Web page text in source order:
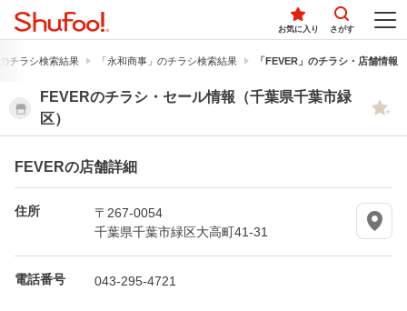
お気に入り さがす
チラシ検索結果 「永和商事」のチラシ検索結果 「FEVER」のチラシ・店舗情報
FEVERのチラシ・セール情報（千葉県千葉市緑
区）
FEVERの店舗詳細
住所
〒267-0054
千葉県千葉市緑区大高町41-31
電話番号 043-295-4721